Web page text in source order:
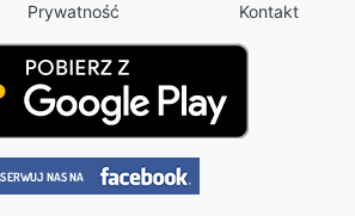
Prywatność Kontakt